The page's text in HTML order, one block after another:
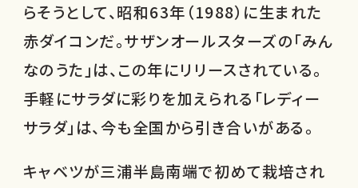
らそうとして、昭和63年（1988）に生まれた
赤ダイコンだ。サザンオールスターズの「みん
なのうた」は、この年にリリースされている。
手軽にサラダに彩りを加えられる「レディー
サラダ」は、今も全国から引き合いがある。
キャベツが三浦半島南端で初めて栽培され